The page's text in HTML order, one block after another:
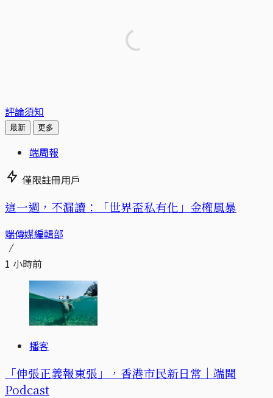
評論須知
最新 更多
端周報
僅限註冊用戶
這一週，不漏讀：「世界盃私有化」金權風暴
端傳媒編輯部
1 小時前
播客
「伸張正義報東張」，香港市民新日常｜端聞
Podcast